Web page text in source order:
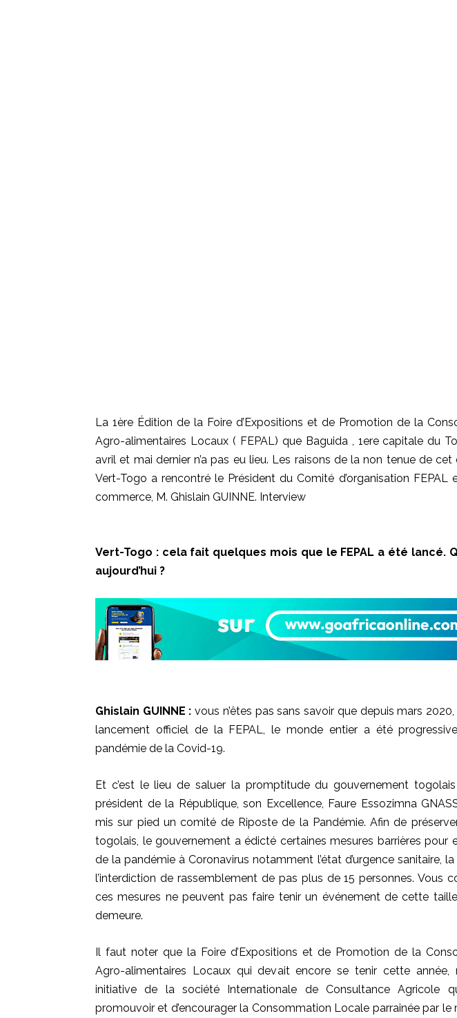
La 1ère Édition de la Foire d’Expositions et de Promotion de la
Agro-alimentaires Locaux ( FEPAL) que Baguida, 1erecapitale du
avril et mai dernier n’a pas eu lieu. Les raisons dela non tenuede cet
Vert-Togo a rencontré le Président du Comité d’organisation FEPAL
commerce, M. Ghislain GUINNE. Interview
Vert-Togo :cela fait quelques mois que le FEPAL a été lancé.
aujourd’hui ?
Ghislain GUINNE : vous n’êtes pas sans savoir que depuis mars
lancement officiel de la FEPAL, le monde entier a été
pandémie de la Covid-19.
Et c’est le lieu de saluer la promptitude du gouvernement
président de la République, son Excellence, Faure Essozimna
mis sur pied un comité de Riposte de la Pandémie. Afin de
togolais, le gouvernement a édicté certaines mesures barrières pour
de la pandémie à Coronavirus notamment l’état d’urgence sanitaire,
l’interdiction de rassemblement de pas plus de 15 personnes. Vous
ces mesures ne peuvent pas faire tenir un événement de cette
demeure.
Il faut noter que la Foire d’Expositions et de Promotion de la
Agro-alimentaires Locaux qui devait encore se tenir cette année,
initiative de la société Internationale de Consultance Agricole
promouvoir et d’encourager la Consommation Locale parrainée par